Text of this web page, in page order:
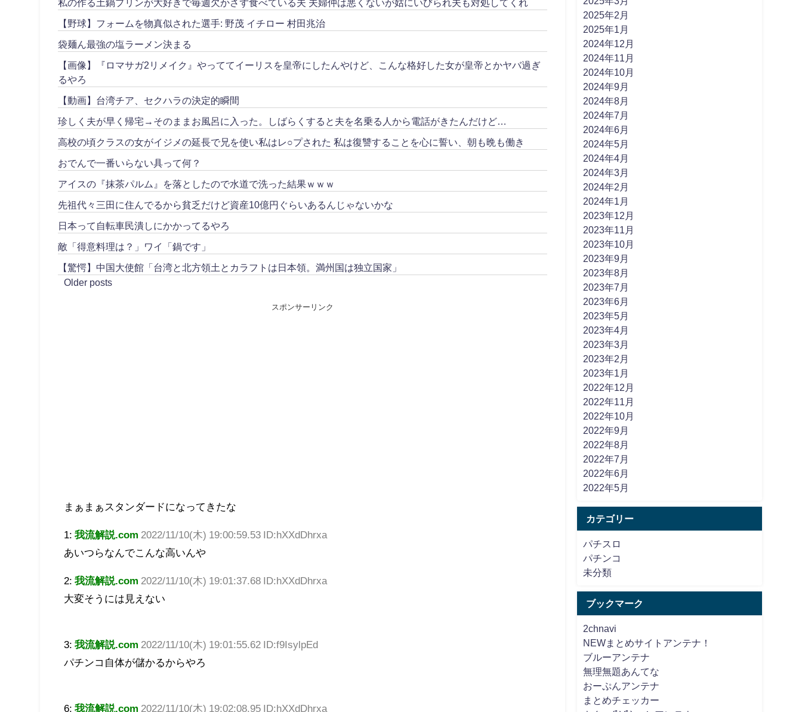
私の作る土鍋プリンが大好きで毎週欠かさず食べている夫 夫婦仲は悪くないが姑にいびられ夫も対処してくれ
【野球】フォームを物真似された選手: 野茂 イチロー 村田兆治
袋麺ん最強の塩ラーメン決まる
【画像】『ロマサガ2リメイク』やっててイーリスを皇帝にしたんやけど、こんな格好した女が皇帝とかヤバ過ぎ
るやろ
【動画】台湾チア、セクハラの決定的瞬間
珍しく夫が早く帰宅→そのままお風呂に入った。しばらくすると夫を名乗る人から電話がきたんだけど…
高校の頃クラスの女がイジメの延長で兄を使い私はレ○プされた 私は復讐することを心に誓い、朝も晩も働き
おでんで一番いらない具って何？
アイスの『抹茶パルム』を落としたので水道で洗った結果ｗｗｗ
先祖代々三田に住んでるから貧乏だけど資産10億円ぐらいあるんじゃないかな
日本って自転車民潰しにかかってるやろ
敵「得意料理は？」ワイ「鍋です」
【驚愕】中国大使館「台湾と北方領土とカラフトは日本領。満州国は独立国家」
Older posts
スポンサーリンク
まぁまぁスタンダードになってきたな
1:我流解説.com 2022/11/10(木) 19:00:59.53 ID:hXXdDhrxa
あいつらなんでこんな高いんや
2:我流解説.com 2022/11/10(木) 19:01:37.68 ID:hXXdDhrxa
大変そうには見えない
3:我流解説.com 2022/11/10(木) 19:01:55.62 ID:f9IsylpEd
パチンコ自体が儲かるからやろ
6:我流解説.com 2022/11/10(木) 19:02:08.95 ID:hXXdDhrxa
2025年2月
2025年1月
2024年12月
2024年11月
2024年10月
2024年9月
2024年8月
2024年7月
2024年6月
2024年5月
2024年4月
2024年3月
2024年2月
2024年1月
2023年12月
2023年11月
2023年10月
2023年9月
2023年8月
2023年7月
2023年6月
2023年5月
2023年4月
2023年3月
2023年2月
2023年1月
2022年12月
2022年11月
2022年10月
2022年9月
2022年8月
2022年7月
2022年6月
2022年5月
カテゴリー
パチスロ
パチンコ
未分類
ブックマーク
2chnavi
NEWまとめサイトアンテナ！
ブルーアンテナ
無理無題あんてな
おーぷんアンテナ
まとめチェッカー